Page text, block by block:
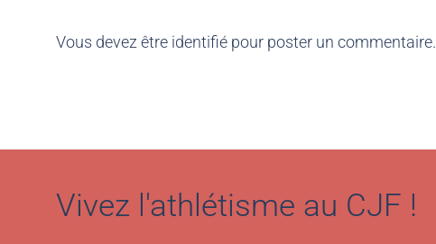
Vous devez être identifié pour poster un commentaire.
Vivez l'athlétisme au CJF !